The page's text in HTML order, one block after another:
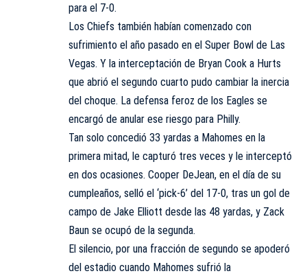
para el 7-0.
Los Chiefs también habían comenzado con
sufrimiento el año pasado en el Super Bowl de Las
Vegas. Y la interceptación de Bryan Cook a Hurts
que abrió el segundo cuarto pudo cambiar la inercia
del choque. La defensa feroz de los Eagles se
encargó de anular ese riesgo para Philly.
Tan solo concedió 33 yardas a Mahomes en la
primera mitad, le capturó tres veces y le interceptó
en dos ocasiones. Cooper DeJean, en el día de su
cumpleaños, selló el ‘pick-6’ del 17-0, tras un gol de
campo de Jake Elliott desde las 48 yardas, y Zack
Baun se ocupó de la segunda.
El silencio, por una fracción de segundo se apoderó
del estadio cuando Mahomes sufrió la